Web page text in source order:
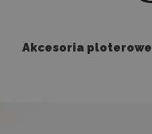
Akcesoria ploterowe